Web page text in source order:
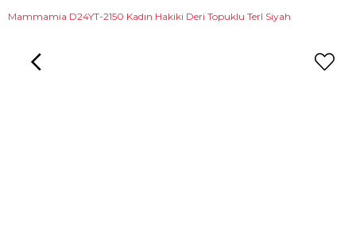
Mammamia D24YT-2150 Kadın Hakiki Deri Topuklu Terl Siyah